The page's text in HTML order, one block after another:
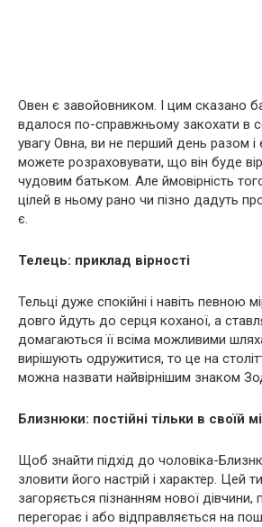
Овен є завойовником. І цим сказано
вдалося по-справжньому закохати в
увагу Овна, ви не перший день разом і
можете розраховувати, що він буде
чудовим батьком. Але ймовірність
цілей в ньому рано чи пізно дадуть
є.
Телець: приклад вірності
Тельці дуже спокійні і навіть певною
довго йдуть до серця коханої, а
домагаються її всіма можливими
вирішують одружитися, то це на
можна назвати найвірнішим знаком
Близнюки: постійні тільки в своїй
Щоб знайти підхід до чоловіка-
зловити його настрій і характер. Цей
загоряється пізнанням нової дівчини,
перегорає і або відправляється на